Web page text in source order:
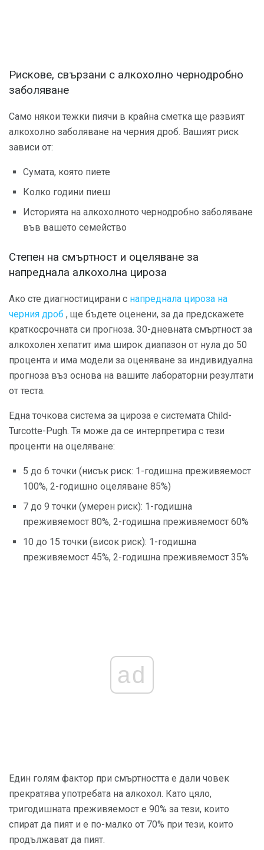
Рискове, свързани с алкохолно чернодробно
заболяване
Само някои тежки пиячи в крайна сметка ще развият
алкохолно заболяване на черния дроб. Вашият риск
зависи от:
Сумата, която пиете
Колко години пиеш
Историята на алкохолното чернодробно заболяване
във вашето семейство
Степен на смъртност и оцеляване за
напреднала алкохолна цироза
Ако сте диагностицирани с напреднала цироза на
черния дроб , ще бъдете оценени, за да предскажете
краткосрочната си прогноза. 30-дневната смъртност за
алкохолен хепатит има широк диапазон от нула до 50
процента и има модели за оценяване за индивидуална
прогноза въз основа на вашите лабораторни резултати
от теста.
Една точкова система за цироза е системата Child-
Turcotte-Pugh. Тя може да се интерпретира с тези
проценти на оцеляване:
5 до 6 точки (нисък риск: 1-годишна преживяемост
100%, 2-годишно оцеляване 85%)
7 до 9 точки (умерен риск): 1-годишна
преживяемост 80%, 2-годишна преживяемост 60%
10 до 15 точки (висок риск): 1-годишна
преживяемост 45%, 2-годишна преживяемост 35%
ad
Един голям фактор при смъртността е дали човек
прекратява употребата на алкохол. Като цяло,
тригодишната преживяемост е 90% за тези, които
спират да пият и е по-малко от 70% при тези, които
продължават да пият.